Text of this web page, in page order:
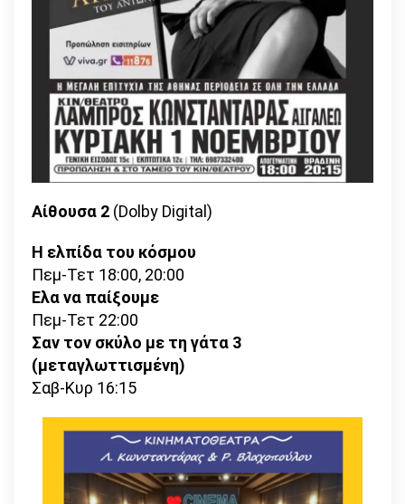
Αίθουσα 2 (Dolby Digital)
Η ελπίδα του κόσμου
Πεμ-Τετ 18:00, 20:00
Ελα να παίξουμε
Πεμ-Τετ 22:00
Σαν τον σκύλο με τη γάτα 3
(μεταγλωττισμένη)
Σαβ-Κυρ 16:15